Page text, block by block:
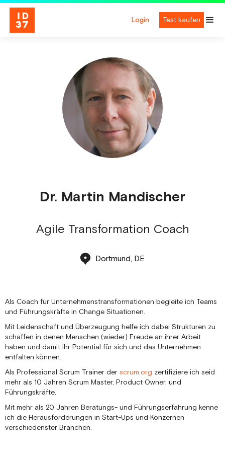
Login Test kaufen
Dr. Martin Mandischer
Agile Transformation Coach
Dortmund, DE
Als Coach für Unternehmenstransformationen begleite ich Teams
und Führungskräfte in Change Situationen.
Mit Leidenschaft und Überzeugung helfe ich dabei Strukturen zu
schaffen in denen Menschen (wieder) Freude an ihrer Arbeit
haben und damit ihr Potential für sich und das Unternehmen
entfalten können.
Als Professional Scrum Trainer der scrum.org zertifiziere ich seid
mehr als 10 Jahren Scrum Master, Product Owner, und
Führungskräfte.
Mit mehr als 20 Jahren Beratungs- und Führungserfahrung kenne
ich die Herausforderungen in Start-Ups und Konzernen
verschiedenster Branchen.